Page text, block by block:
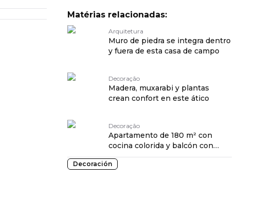
Matérias relacionadas:
Arquitetura
Muro de piedra se integra dentro
y fuera de esta casa de campo
Decoração
Madera, muxarabi y plantas
crean confort en este ático
Decoração
Apartamento de 180 m² con
cocina colorida y balcón con
vistas al mar.
Decoración